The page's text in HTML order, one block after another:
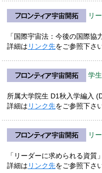
リ
「国際宇宙法：今後の国際
詳細は リンク先をご参照下さい
学
所属大学院生 D1秋入学編入
詳細は リンク先をご参照下さい
リ
「リーダーに求められる資
詳細は リンク先をご参照下さい